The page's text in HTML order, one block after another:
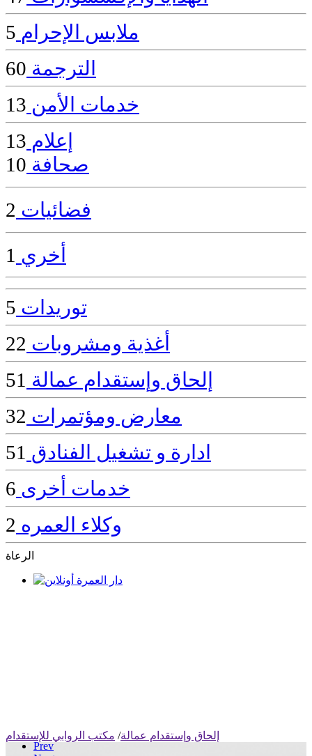
ملابس الإحرام 5
الترجمة 60
خدمات الأمن 13
إعلام 13
صحافة 10
فضائيات 2
أخري 1
توريدات 5
أغذية ومشروبات 22
إلحاق وإستقدام عمالة 51
معارض ومؤتمرات 32
ادارة و تشغيل الفنادق 51
خدمات أخرى 6
وكلاء العمره 2
الرعاة
Prev
إلحاق وإستقدام عمالة/ مكتب الروابي للإستقدام